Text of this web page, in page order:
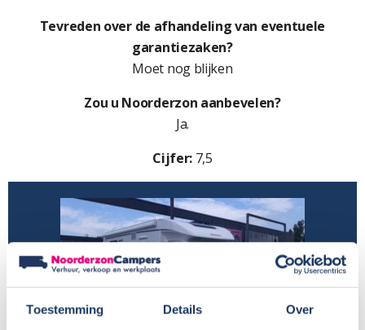
Toestemming Details Over
Tevreden over de afhandeling van eventuele
garantiezaken?
Moet nog blijken
Zou u Noorderzon aanbevelen?
Ja.
Cijfer: 7,5